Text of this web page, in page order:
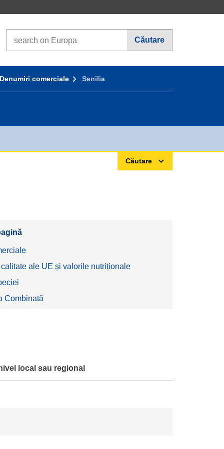
Căutare
Denumiri comerciale Senilia
Căutare
ale UE și valorile nutriționale
Combinată
local sau regional